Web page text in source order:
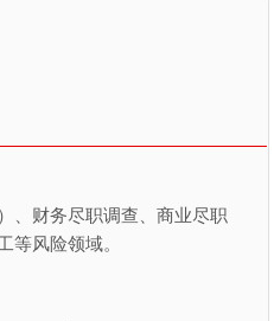
、财务尽职调查、商业尽职
风险领域。